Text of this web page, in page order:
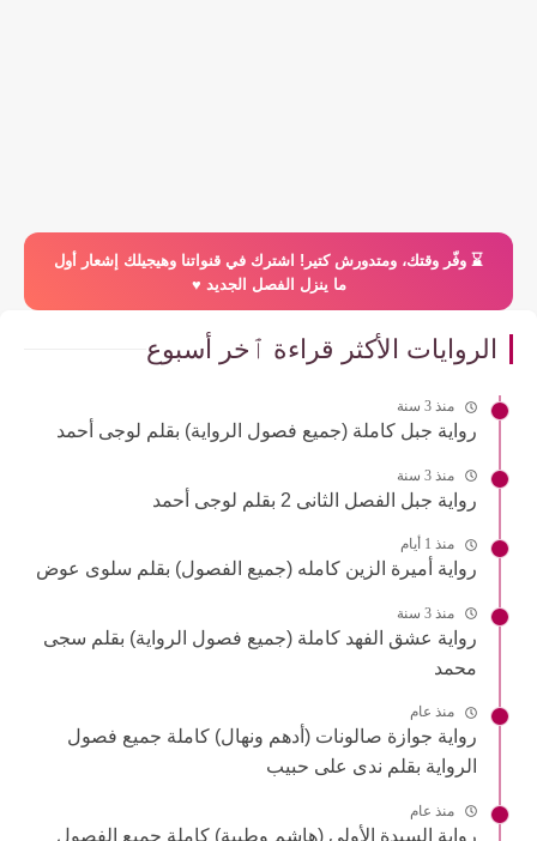
⌛️ وفّر وقتك، ومتدورش كتير! اشترك في قنواتنا وهيجيلك إشعار أول
ما ينزل الفصل الجديد ♥️
الروايات الأكثر قراءة ٱخر أسبوع
منذ 3 سنة
رواية جبل كاملة (جميع فصول الرواية) بقلم لوجى أحمد
منذ 3 سنة
رواية جبل الفصل الثانى 2 بقلم لوجى أحمد
منذ 1 أيام
رواية أميرة الزين كامله (جميع الفصول) بقلم سلوى عوض
منذ 3 سنة
رواية عشق الفهد كاملة (جميع فصول الرواية) بقلم سجى
محمد
منذ عام
رواية جوازة صالونات (أدهم ونهال) كاملة جميع فصول
الرواية بقلم ندى على حبيب
منذ عام
رواية السيدة الأولى (هاشم وطيبة) كاملة جميع الفصول